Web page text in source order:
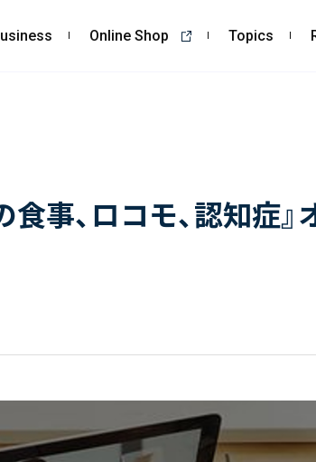
Online Shop Topics
- 市場調査
採用TOP
- 求める人物像
- 人事育成システム
事、ロコモ、認知症